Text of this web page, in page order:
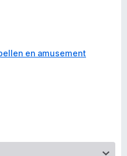
en amusement